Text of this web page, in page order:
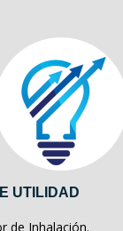
UTILIDAD
de Inhalación.